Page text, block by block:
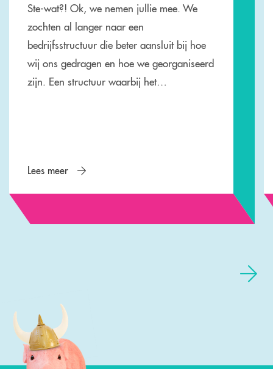
Ste-wat?! Ok, we nemen jullie mee. We
zochten al langer naar een
bedrijfsstructuur die beter aansluit bij hoe
wij ons gedragen en hoe we georganiseerd
zijn. Een structuur waarbij het…
Lees meer